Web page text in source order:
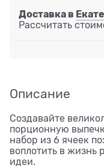
Доставка в
Рассчитать
Описание
Создавайте
порционную
набор из 6 ячеек
воплотить в жизнь
идеи.